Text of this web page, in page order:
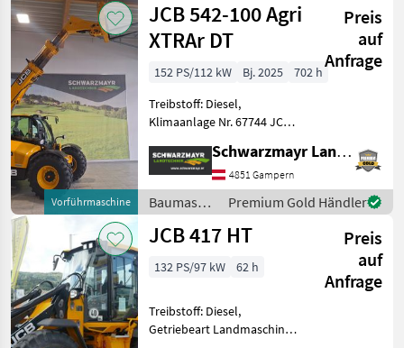
Vorführmaschine
JCB 542-100 Agri
XTRAr DT
Preis
auf
Anfrage
152 PS/112 kW Bj. 2025
702 h
Treibstoff: Diesel,
Klimaanlage Nr. 67744 JCB
XTRAr DT - mit Hubkraft 4, 2
Tonnen - mit Hubhöhe 9, 8
Meter - mit 150PS 4 Zylinder
JCB D
Schwarzmayr Landtechnik GmbH - Gampern
4851 Gampern
Baumaschinen
/ JCB
Premium Gold Händler
JCB 417 HT
Preis
auf
Anfrage
132 PS/97 kW 62 h
Treibstoff: Diesel,
Getriebeart Landmaschine: